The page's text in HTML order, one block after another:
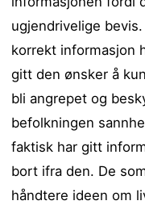
ugjendrivelige
korrekt informasjon
gitt den ønsker å
bli angrepet og
befolkningen
faktisk har gitt
bort ifra den. De
håndtere ideen om